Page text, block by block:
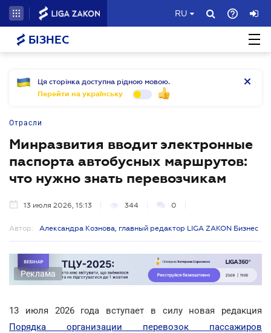
RU
БІЗНЕС
Ця сторінка доступна рідною мовою.
Перейти на українську
Отрасли
Минразвития вводит электронные
паспорта автобусных маршрутов:
что нужно знать перевозчикам
13 июля 2026, 15:13 344 0
Автор: Александра Кознова, главный редактор LIGA ZAKON Бизнес
Реклама
13 июля 2026 года вступает в силу новая редакция
Порядка организации перевозок пассажиров